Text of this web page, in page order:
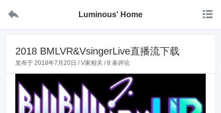
 Luminous' Home 
2018 BMLVR&VsingerLive直播流下载
发布于 2018年7月20日 /V家相关 /8 条评论